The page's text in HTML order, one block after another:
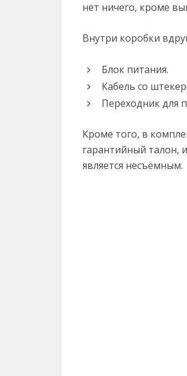
нет ничего, кроме
Внутри коробки
Блок питания.
Кабель со
Переходник для
Кроме того, в
гарантийный талон,
является несъёмным.